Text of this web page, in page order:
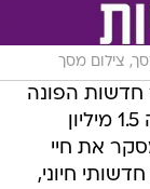
צילום מסך
בשנת 2018 כאתר חדשות הפונה
לקהילת האנשים עם מוגבלויות, שמונה 1.5 מיליון
את חיי
חיוני,